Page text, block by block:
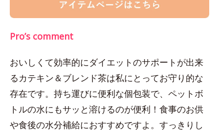
Pro’s comment
おいしくて効率的にダイエットのサポートが出来
るカテキン＆ブレンド茶は私にとってお守り的な
存在です。持ち運びに便利な個包装で、ペットボ
トルの水にもサッと溶けるのが便利！食事のお供
や食後の水分補給におすすめですよ。すっきりし